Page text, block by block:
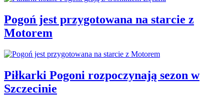
Pogoń jest przygotowana na starcie z
Motorem
Piłkarki Pogoni rozpoczynają sezon w
Szczecinie